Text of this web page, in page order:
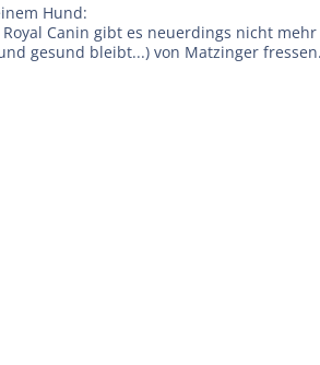
Hund:
Canin gibt es neuerdings nicht mehr
gesund bleibt...) von Matzinger